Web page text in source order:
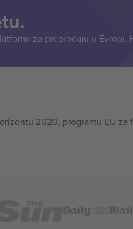
za preprodaju u Evropi.
2020, programu EU